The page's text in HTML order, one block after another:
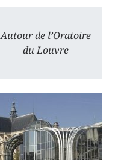
Autour de l’Oratoire
du Louvre